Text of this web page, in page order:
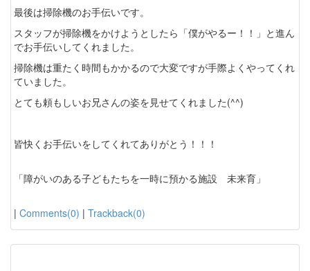
最後は掃除機のお手伝いです。
スタッフが掃除機をかけようとしたら「僕がやるー！！」と進ん
でお手伝いしてくれました。
掃除機は重たく時間もかかるので大変ですが手際よくやってくれ
ていました。
とても頼もしいお兄さんの姿を見せてくれました(^^)
皆快くお手伝いをしてくれてありがとう！！！
「障がいのある子どもたちを一時に預かる施設 未来育」
| Comments(0) | Trackback(0)